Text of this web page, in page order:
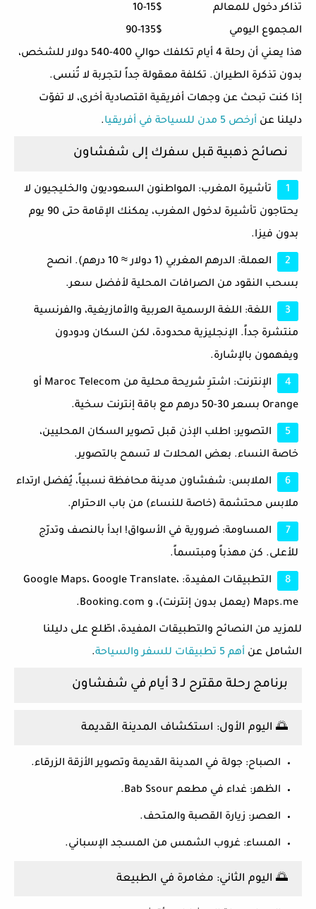
تذاكر دخول للمعالم
10-15$
المجموع اليومي
90-135$
هذا يعني أن رحلة 4 أيام تكلفك حوالي 400-540 دولار للشخص،
بدون تذكرة الطيران. تكلفة معقولة جداً لتجربة لا تُنسى.
إذا كنت تبحث عن وجهات أفريقية اقتصادية أخرى، لا تفوّت
دليلنا عن أرخص 5 مدن للسياحة في أفريقيا .
نصائح ذهبية قبل سفرك إلى شفشاون
تأشيرة المغرب: المواطنون السعوديون والخليجيون لا
يحتاجون
تأشيرة لدخول المغرب، يمكنك الإقامة حتى 90 يوم
بدون فيزا.
العملة:
الدرهم المغربي (1 دولار ≈ 10 درهم). انصح
بسحب النقود من الصرافات المحلية لأفضل سعر.
اللغة: اللغة الرسمية العربية والأمازيغية، والفرنسية
منتشرة جداً. الإنجليزية محدودة، لكن السكان ودودون
ويفهمون بالإشارة.
الإنترنت: اشترِ شريحة محلية من Maroc Telecom أو
Orange بسعر 30-50 درهم مع باقة إنترنت سخية.
التصوير: اطلب الإذن قبل تصوير السكان المحليين،
خاصة النساء. بعض المحلات لا تسمح بالتصوير.
الملابس: شفشاون مدينة محافظة نسبياً، يُفضل ارتداء
ملابس محتشمة (خاصة للنساء) من باب الاحترام.
المساومة: ضرورية في الأسواق! ابدأ بالنصف وتدرّج
للأعلى. كن مهذباً ومبتسماً.
التطبيقات المفيدة: Google Maps، Google Translate،
Maps.me (يعمل بدون إنترنت)، و Booking.com.
للمزيد من النصائح والتطبيقات المفيدة، اطّلع على دليلنا
الشامل عن أهم 5 تطبيقات للسفر والسياحة .
برنامج رحلة مقترح لـ 3 أيام في شفشاون
🌅 اليوم الأول: استكشاف المدينة القديمة
الصباح: جولة في المدينة القديمة وتصوير الأزقة الزرقاء.
الظهر: غداء في مطعم Bab Ssour.
العصر: زيارة القصبة والمتحف.
المساء: غروب الشمس من المسجد الإسباني.
🌅 اليوم الثاني: مغامرة في الطبيعة